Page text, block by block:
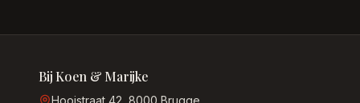
Bij Koen & Marijke
Hooistraat 42, 8000 Brugge